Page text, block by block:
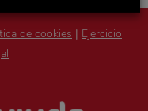
de cookies | Ejercicio